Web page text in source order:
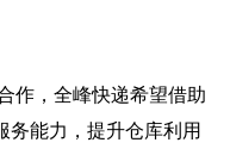
，全峰快递希望借助
务能力，提升仓库利用